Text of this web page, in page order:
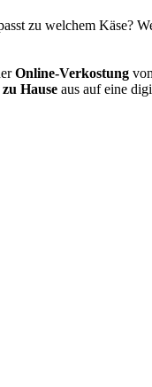
zu welchem Käse?
Online-Verkostung
Hause aus auf eine